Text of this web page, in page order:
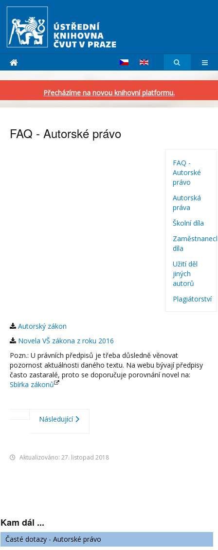
Přecházíme na novou knihovní platformu.
FAQ - Autorské právo
FAQ -
Autorské
právo
Autorská
práva
Školní díla
díla
Užití děl
jiných
autorů
Plagiátorství
Autorský zákon
Novela VŠ zákona z roku 2016
Pozn.: U právních předpisů je třeba důsledně věnovat
pozornost aktuálnosti daného textu. Na webu bývají předpisy
často zastaralé, proto se doporučuje porovnání novel na:
Sbírka zákonů
Následující
Aktualizováno: 27. listopad 2018
Kam dál ...
Časté dotazy - Autorské právo